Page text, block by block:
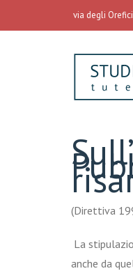
via degli
(Direttiva
La
anche da